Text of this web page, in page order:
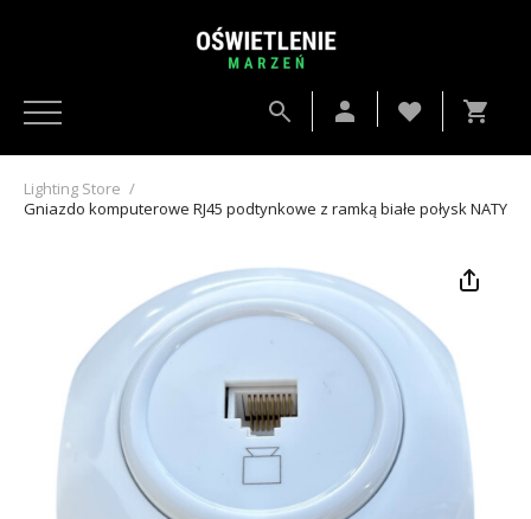
Lighting Store /
Gniazdo komputerowe RJ45 podtynkowe z ramką białe połysk